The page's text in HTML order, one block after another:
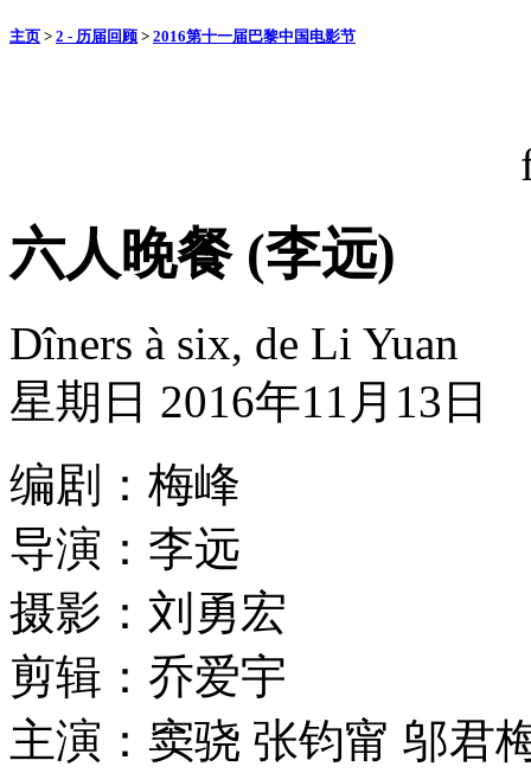
主页 > 2 - 历届回顾 > 2016第十一届巴黎中国电影节
六人晚餐 (李远)
Dîners à six, de Li Yuan
星期日 2016年11月13日
编剧：梅峰
导演：李远
摄影：刘勇宏
剪辑：乔爱宇
主演：窦骁 张钧甯 邬君